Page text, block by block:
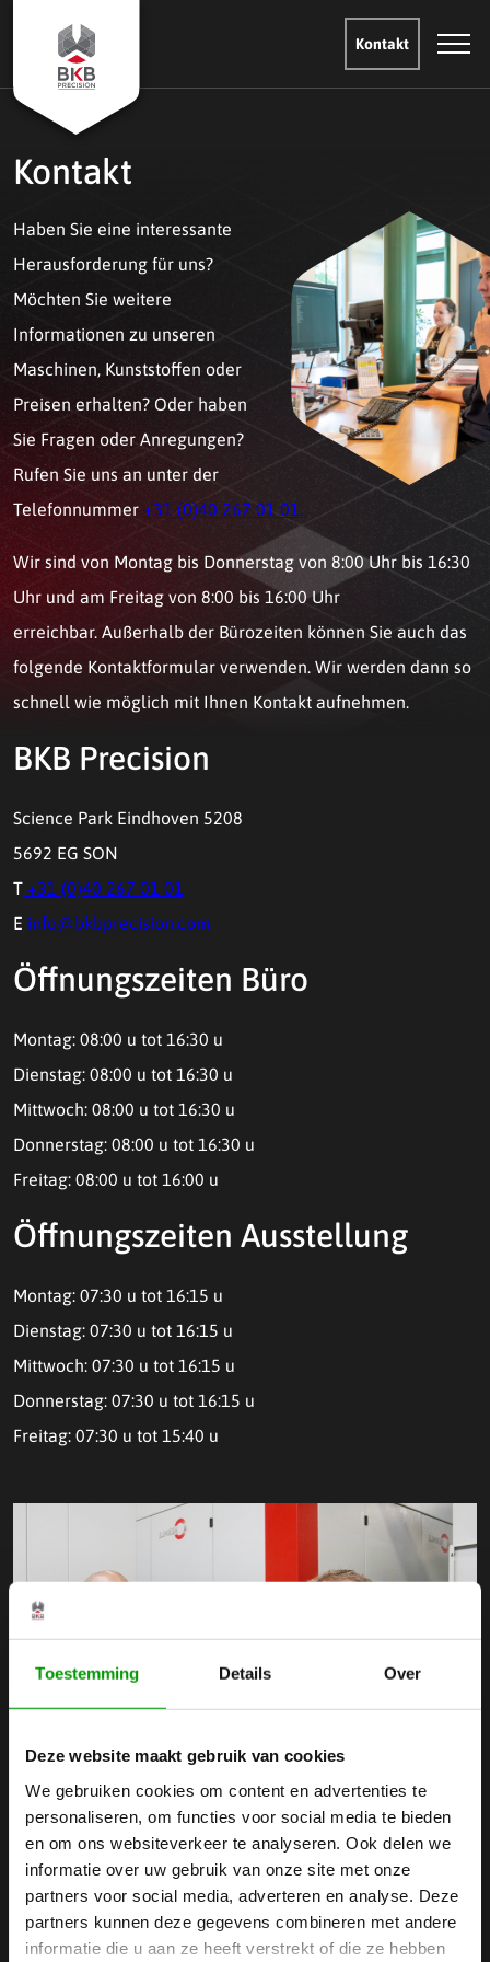
Toestemming Details Over
Deze website maakt gebruik van cookies
We gebruiken cookies om content en advertenties te
personaliseren, om functies voor social media te bieden
en om ons websiteverkeer te analyseren. Ook delen we
informatie over uw gebruik van onze site met onze
partners voor social media, adverteren en analyse. Deze
partners kunnen deze gegevens combineren met andere
informatie die u aan ze heeft verstrekt of die ze hebben
Kontakt
Kontakt
Haben Sie eine interessante
Herausforderung für uns?
Möchten Sie weitere
Informationen zu unseren
Maschinen, Kunststoffen oder
Preisen erhalten? Oder haben
Sie Fragen oder Anregungen?
Rufen Sie uns an unter der
Telefonnummer +31 (0)40 267 01 01.
Wir sind von Montag bis Donnerstag von 8:00 Uhr bis 16:30
Uhr und am Freitag von 8:00 bis 16:00 Uhr
erreichbar. Außerhalb der Bürozeiten können Sie auch das
folgende Kontaktformular verwenden. Wir werden dann so
schnell wie möglich mit Ihnen Kontakt aufnehmen.
BKB Precision
Science Park Eindhoven 5208
5692 EG SON
T +31 (0)40 267 01 01
E info@bkbprecision.com
Öffnungszeiten Büro
Montag: 08:00 u tot 16:30 u
Dienstag: 08:00 u tot 16:30 u
Mittwoch: 08:00 u tot 16:30 u
Donnerstag: 08:00 u tot 16:30 u
Freitag: 08:00 u tot 16:00 u
Öffnungszeiten Ausstellung
Montag: 07:30 u tot 16:15 u
Dienstag: 07:30 u tot 16:15 u
Mittwoch: 07:30 u tot 16:15 u
Donnerstag: 07:30 u tot 16:15 u
Freitag: 07:30 u tot 15:40 u
Benötigen Sie Beratung oder
weitere Informationen?